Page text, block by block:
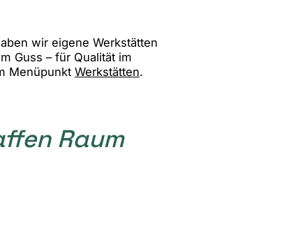
wir eigene Werkstätten
Guss – für Qualität im
Menüpunkt Werkstätten.
Raum